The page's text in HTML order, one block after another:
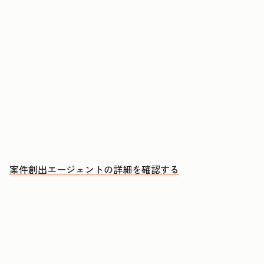
案件創出エージェントの詳細を確認する